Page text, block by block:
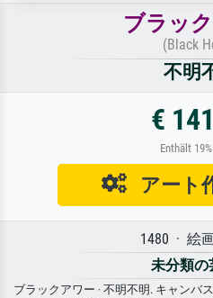
ブラッ
(Black
不明
€
Enthält
アート
1480 · 絵
未分類の
ブラックアワー · 不明不明. キャンバ